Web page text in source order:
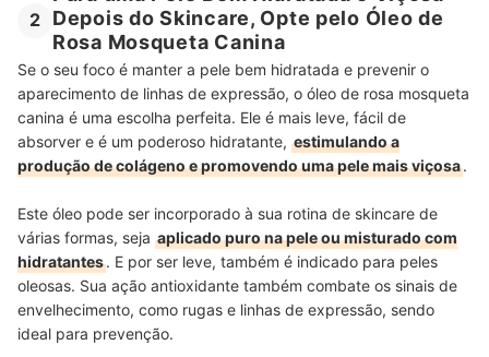
2 Depois do Skincare, Opte pelo Óleo de
Rosa Mosqueta Canina
Se o seu foco é manter a pele bem hidratada e prevenir o
aparecimento de linhas de expressão, o óleo de rosa mosqueta
canina é uma escolha perfeita. Ele é mais leve, fácil de
absorver e é um poderoso hidratante, estimulando a
produção de colágeno e promovendo uma pele mais viçosa.
Este óleo pode ser incorporado à sua rotina de skincare de
várias formas, seja aplicado puro na pele ou misturado com
hidratantes. E por ser leve, também é indicado para peles
oleosas. Sua ação antioxidante também combate os sinais de
envelhecimento, como rugas e linhas de expressão, sendo
ideal para prevenção.